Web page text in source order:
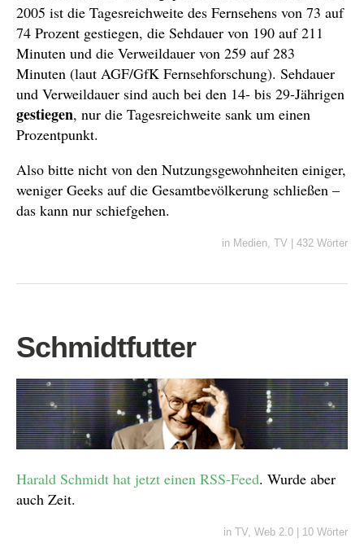
2005 ist die Tagesreichweite des Fernsehens von 73 auf
74 Prozent gestiegen, die Sehdauer von 190 auf 211
Minuten und die Verweildauer von 259 auf 283
Minuten (laut AGF/GfK Fernsehforschung). Sehdauer
und Verweildauer sind auch bei den 14- bis 29-Jährigen
gestiegen, nur die Tagesreichweite sank um einen
Prozentpunkt.
Also bitte nicht von den Nutzungsgewohnheiten einiger,
weniger Geeks auf die Gesamtbevölkerung schließen –
das kann nur schiefgehen.
in Medien TV 432 Wörter
Schmidtfutter
Harald Schmidt hat jetzt einen RSS-Feed. Wurde aber
auch Zeit.
in TV, Web 2.0 | 10 Wörter